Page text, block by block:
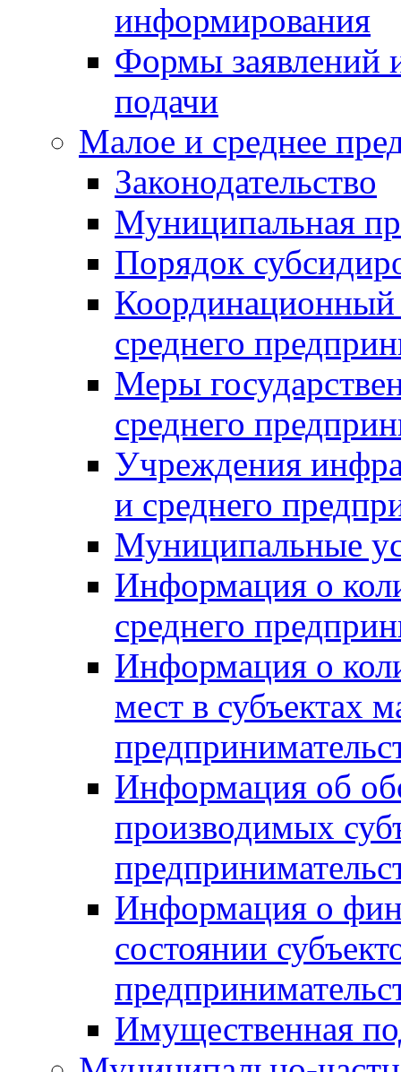
информирования
Формы заявлений
подачи
Малое и среднее
Законодательство
Муниципальная
Порядок
Координационный
среднего
Меры
среднего
Учреждения
и среднего
Муниципальные
Информация о
среднего
Информация о
мест в субъектах
Информация об
производимых
Информация о
состоянии
Имущественная